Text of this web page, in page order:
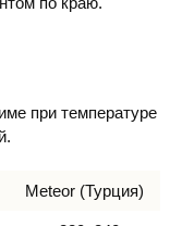
при температуре
Meteor (Турция)